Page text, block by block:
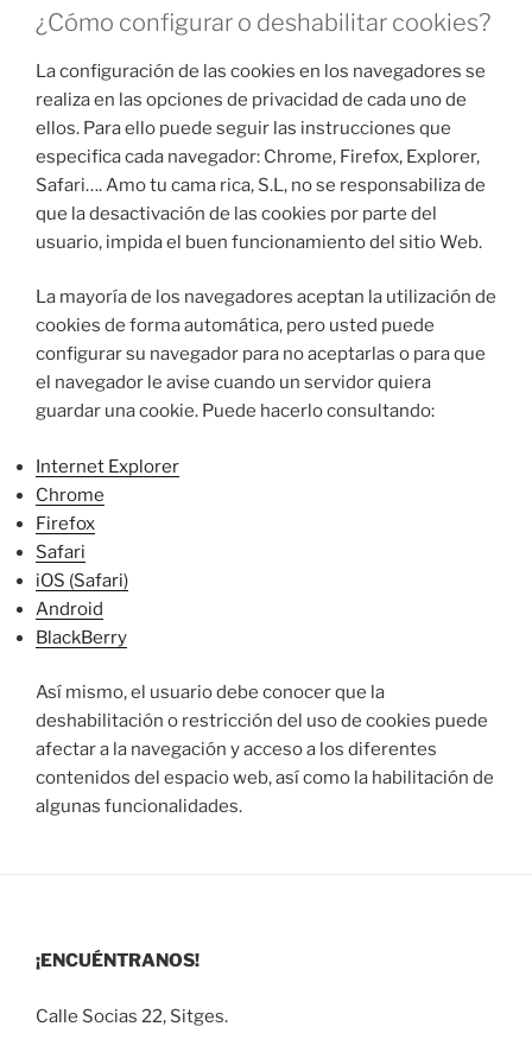
¿Cómo configurar o deshabilitar cookies?
La configuración de las cookies en los navegadores se
realiza en las opciones de privacidad de cada uno de
ellos. Para ello puede seguir las instrucciones que
especifica cada navegador: Chrome, Firefox, Explorer,
Safari…. Amo tu cama rica, S.L, no se responsabiliza de
que la desactivación de las cookies por parte del
usuario, impida el buen funcionamiento del sitio Web.
La mayoría de los navegadores aceptan la utilización de
cookies de forma automática, pero usted puede
configurar su navegador para no aceptarlas o para que
el navegador le avise cuando un servidor quiera
guardar una cookie. Puede hacerlo consultando:
Internet Explorer
Chrome
Firefox
Safari
iOS (Safari)
Android
BlackBerry
Así mismo, el usuario debe conocer que la
deshabilitación o restricción del uso de cookies puede
afectar a la navegación y acceso a los diferentes
contenidos del espacio web, así como la habilitación de
algunas funcionalidades.
¡ENCUÉNTRANOS!
Calle Socias 22, Sitges.